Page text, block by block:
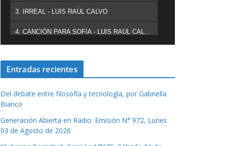
3. IRREAL - LUIS RAÚL CALVO
Entradas recientes
Del debate entre filosofía y tecnología, por Gabriella
Bianco
Generación Abierta en Radio: Emisión N° 972, Lunes
03 de Agosto de 2026